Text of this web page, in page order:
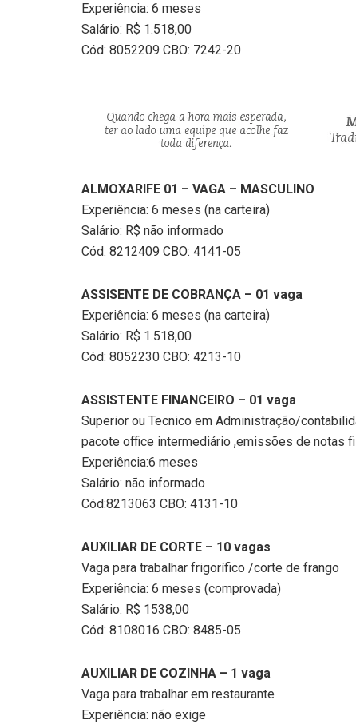
Experiência: 6 meses
Salário: R$ 1.518,00
Cód: 8052209 CBO: 7242-20
ALMOXARIFE 01 – VAGA – MASCULINO
Experiência: 6 meses (na carteira)
Salário: R$ não informado
Cód: 8212409 CBO: 4141-05
ASSISENTE DE COBRANÇA – 01 vaga
Experiência: 6 meses (na carteira)
Salário: R$ 1.518,00
Cód: 8052230 CBO: 4213-10
ASSISTENTE FINANCEIRO – 01 vaga
Superior ou Tecnico em Administração/
pacote office intermediário ,emissões de notas
Experiência:6 meses
Salário: não informado
Cód:8213063 CBO: 4131-10
AUXILIAR DE CORTE – 10 vagas
Vaga para trabalhar frigorífico /corte de frango
Experiência: 6 meses (comprovada)
Salário: R$ 1538,00
Cód: 8108016 CBO: 8485-05
AUXILIAR DE COZINHA – 1 vaga
Vaga para trabalhar em restaurante
Experiência: não exige